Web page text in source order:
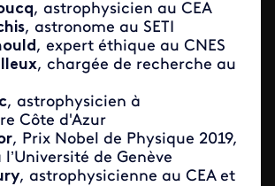
, astrophysicien au CEA
, astronome au SETI
, expert éthique au CNES
, chargée de recherche au
, astrophysicien à
Côte d'Azur
, Prix Nobel de Physique 2019,
de Genève
, astrophysicienne au CEA et